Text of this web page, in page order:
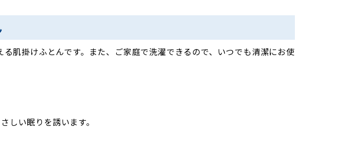
肌掛けふとんです。また、ご家庭で洗濯できるので、いつでも清潔にお使
しい眠りを誘います。